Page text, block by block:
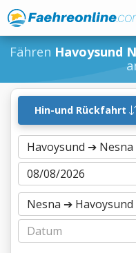
Fähren Havoysund
Hin-und Rückfahrt